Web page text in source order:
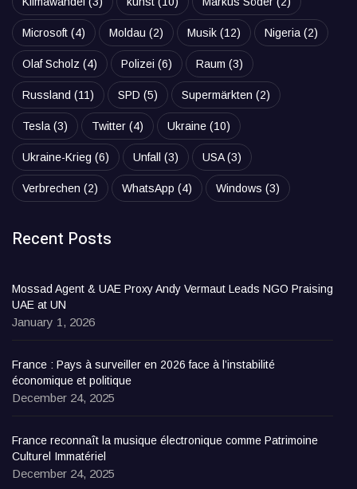
Microsoft (4) Moldau (2) Musik (12) Nigeria (2)
Olaf Scholz (4) Polizei (6) Raum (3)
Russland (11) SPD (5) Supermärkten (2)
Tesla (3) Twitter (4) Ukraine (10)
Ukraine-Krieg (6) Unfall (3) USA(3)
Verbrechen (2) WhatsApp (4) Windows (3)
Recent Posts
Mossad Agent & UAE Proxy Andy Vermaut Leads NGO Praising
UAE at UN
January 1, 2026
France : Pays à surveiller en 2026 face à l’instabilité
économique et politique
December 24, 2025
France reconnaît la musique électronique comme Patrimoine
Culturel Immatériel
December 24, 2025